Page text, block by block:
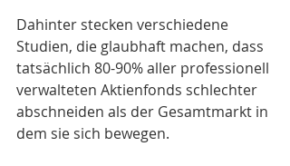
Dahinter stecken verschiedene
Studien, die glaubhaft machen, dass
tatsächlich 80-90% aller professionell
verwalteten Aktienfonds schlechter
abschneiden als der Gesamtmarkt in
dem sie sich bewegen.